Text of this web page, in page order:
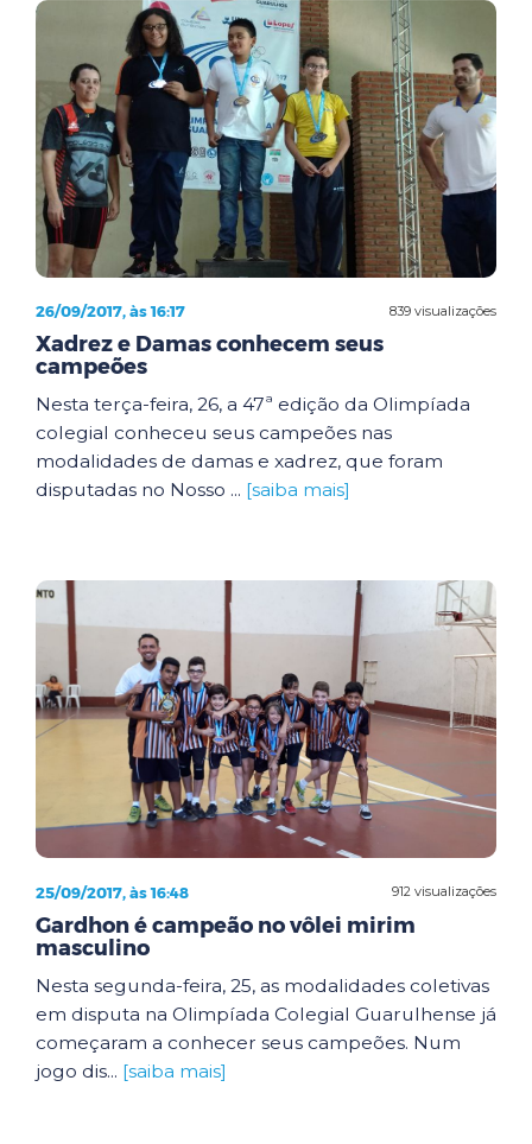
839 visualizações
26/09/2017, às 16:17
Xadrez e Damas conhecem seus
campeões
Nesta terça-feira, 26, a 47ª edição da Olimpíada
colegial conheceu seus campeões nas
modalidades de damas e xadrez, que foram
disputadas no Nosso ... [saiba mais]
912 visualizações
25/09/2017, às 16:48
Gardhon é campeão no vôlei mirim
masculino
Nesta segunda-feira, 25, as modalidades coletivas
em disputa na Olimpíada Colegial Guarulhense já
começaram a conhecer seus campeões. Num
jogo dis... [saiba mais]